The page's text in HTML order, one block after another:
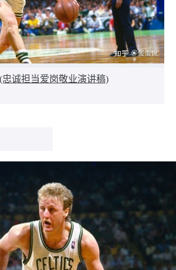
诚担当爱岗敬业演讲稿)